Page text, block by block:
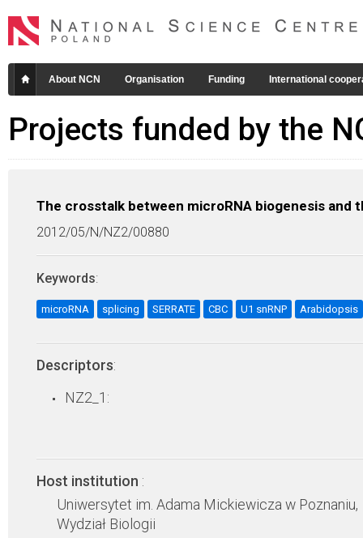
About NCN Organisation Funding International
Projects funded by the
The crosstalk between microRNA biogenesis and
2012/05/N/NZ2/00880
Keywords:
microRNA splicing SERRATE CBC U1 snRNP Arabidopsis
Descriptors:
NZ2_1:
Host institution :
Uniwersytet im. Adama Mickiewicza w Poznaniu,
Wydział Biologii